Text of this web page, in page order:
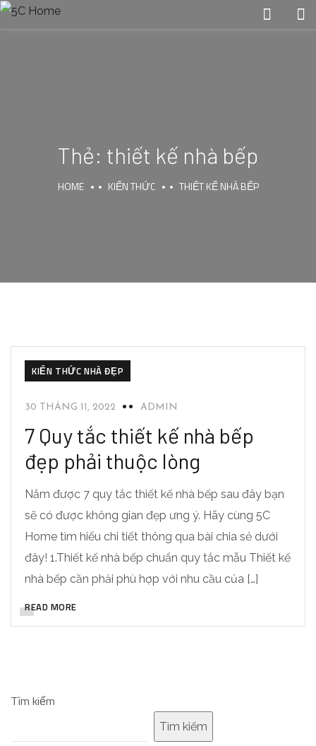
Thẻ: thiết kế nhà bếp
HOME KIẾN THỨC THIẾT KẾ NHÀ BẾP
KIẾN THỨC NHÀ ĐẸP
30 THÁNG 11, 2022 ADMIN
7 Quy tắc thiết kế nhà bếp
đẹp phải thuộc lòng
Nắm được 7 quy tắc thiết kế nhà bếp sau đây bạn
sẽ có được không gian đẹp ưng ý. Hãy cùng 5C
Home tìm hiểu chi tiết thông qua bài chia sẻ dưới
đây! 1.Thiết kế nhà bếp chuẩn quy tắc mẫu Thiết kế
nhà bếp cần phải phù hợp với nhu cầu của […]
READ MORE
Tìm kiếm
Tìm kiếm